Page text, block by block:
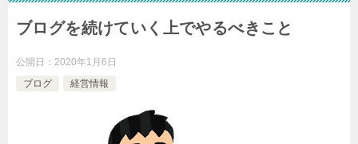
ブログを続けていく上でやるべきこと
公開日： 2020年1月6日
ブログ
経営情報